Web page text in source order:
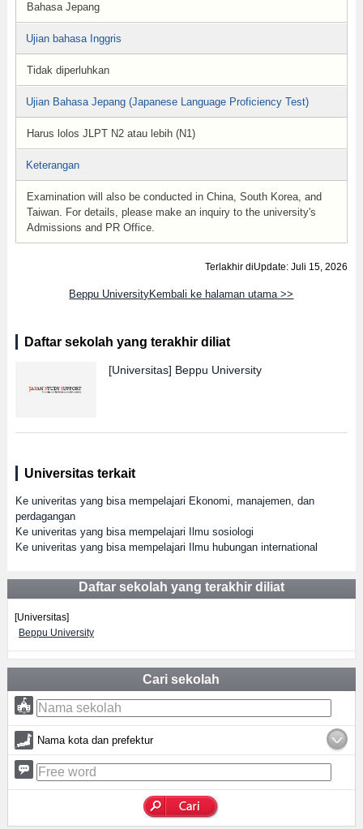
Bahasa Jepang
Ujian bahasa Inggris
Tidak diperluhkan
Ujian Bahasa Jepang (Japanese Language Proficiency Test)
Harus lolos JLPT N2 atau lebih (N1)
Keterangan
Examination will also be conducted in China, South Korea, and
Taiwan. For details, please make an inquiry to the university's
Admissions and PR Office.
Terlakhir diUpdate: Juli 15, 2026
Beppu UniversityKembali ke halaman utama >>
Daftar sekolah yang terakhir diliat
[Universitas] Beppu University
Universitas terkait
Ke univeritas yang bisa mempelajari Ekonomi, manajemen, dan
perdagangan
Ke univeritas yang bisa mempelajari Ilmu sosiologi
Ke univeritas yang bisa mempelajari Ilmu hubungan international
Daftar sekolah yang terakhir diliat
[Universitas]
Beppu University
Cari sekolah
Nama kota dan prefektur